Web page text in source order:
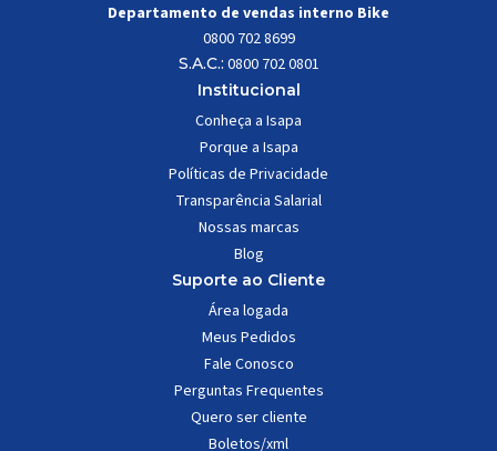
Departamento de vendas interno Bike
0800 702 8699
S.A.C.: 0800 702 0801
Institucional
Conheça a Isapa
Porque a Isapa
Políticas de Privacidade
Transparência Salarial
Nossas marcas
Blog
Suporte ao Cliente
Área logada
Meus Pedidos
Fale Conosco
Perguntas Frequentes
Quero ser cliente
Boletos/xml